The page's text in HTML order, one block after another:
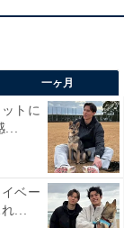
一ヶ月
トに
...
ベー
...